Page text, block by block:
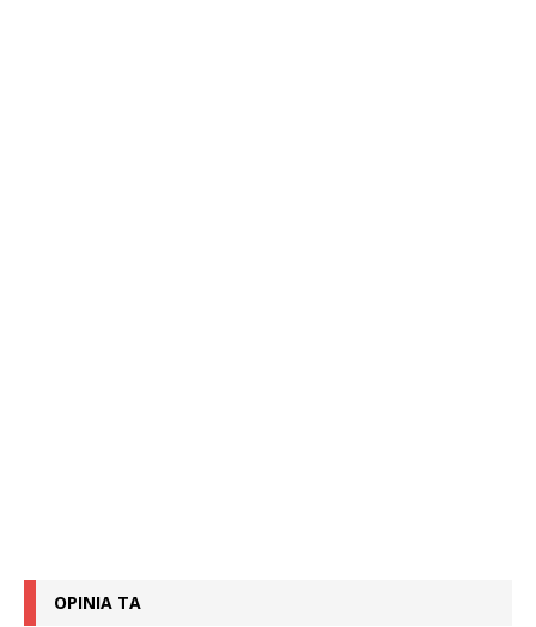
OPINIA TA